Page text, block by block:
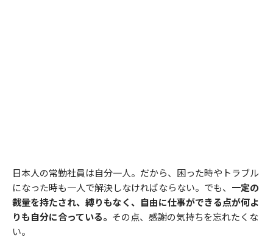
日本人の常勤社員は自分一人。だから、困った時やトラブル
になった時も一人で解決しなければならない。でも、 一定の
裁量を持たされ、縛りもなく、自由に仕事ができる点が何よ
りも自分に合っている。 その点、感謝の気持ちを忘れたくな
い。